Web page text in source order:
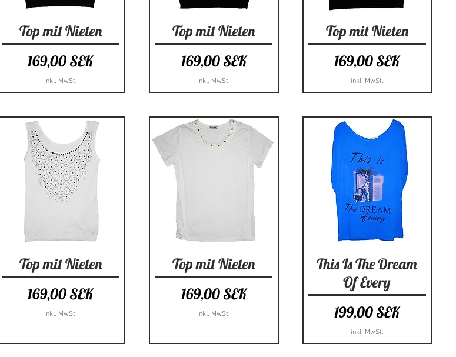
Schnellansicht
Top mit Nieten
Preis
169,00 SEK
inkl. MwSt.
Schnellansicht
Top mit Nieten
Preis
169,00 SEK
inkl. MwSt.
Schnellansicht
Top mit Nieten
Preis
169,00 SEK
inkl. MwSt.
Schnellansicht
Top mit Nieten
Preis
169,00 SEK
inkl. MwSt.
Schnellansicht
Top mit Nieten
Preis
169,00 SEK
inkl. MwSt.
Schnellansicht
This Is The Dream
Of Every
Preis
199,00 SEK
inkl. MwSt.